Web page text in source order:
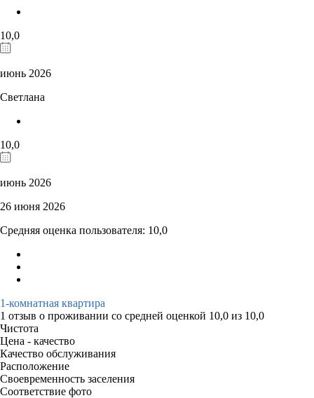
10,0
июнь 2026
Светлана
10,0
июнь 2026
26 июня 2026
Средняя оценка пользователя: 10,0
1-комнатная квартира
1 отзыв о проживании со средней оценкой 10,0 из 10,0
Чистота
Цена - качество
Качество обслуживания
Расположение
Своевременность заселения
Соответствие фото